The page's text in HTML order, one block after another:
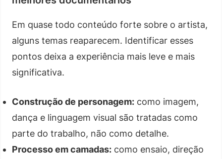
Em quase todo conteúdo forte sobre o artista,
alguns temas reaparecem. Identificar esses
pontos deixa a experiência mais leve e mais
significativa.
Construção de personagem: como imagem,
dança e linguagem visual são tratadas como
parte do trabalho, não como detalhe.
Processo em camadas: como ensaio, direção